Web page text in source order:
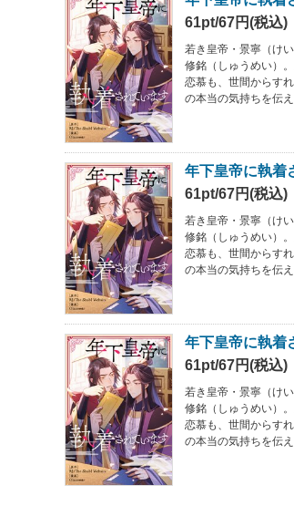
61pt/67円(税込)
若き皇帝・景寧（け
修銘（しゅうめい）
恋慕も、世間からす
の本当の気持ちを伝
年下皇帝に執着
61pt/67円(税込)
若き皇帝・景寧（け
修銘（しゅうめい）
恋慕も、世間からす
の本当の気持ちを伝
年下皇帝に執着
61pt/67円(税込)
若き皇帝・景寧（け
修銘（しゅうめい）
恋慕も、世間からす
の本当の気持ちを伝